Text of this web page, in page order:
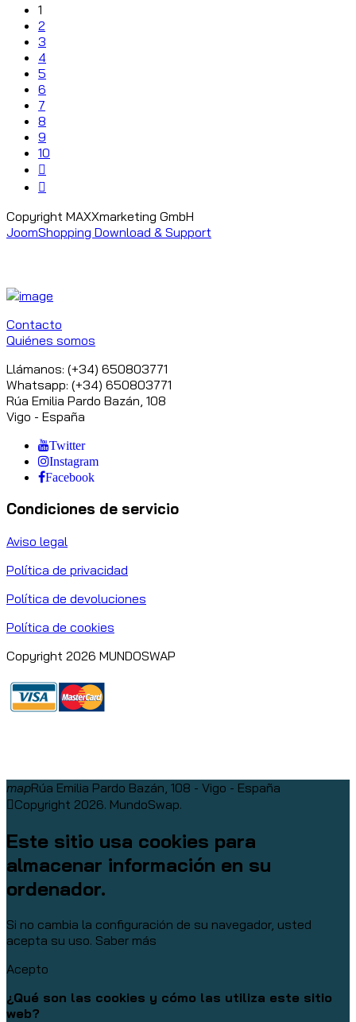
1
2
3
4
5
6
7
8
9
10
Copyright MAXXmarketing GmbH
JoomShopping Download & Support
Contacto
Quiénes somos
Llámanos: (+34) 650803771
Whatsapp: (+34) 650803771
Rúa Emilia Pardo Bazán, 108
Vigo - España
Twitter
Instagram
Facebook
Condiciones de servicio
Aviso legal
Política de privacidad
Política de devoluciones
Política de cookies
Copyright 2026 MUNDOSWAP
mapRúa Emilia Pardo Bazán, 108 - Vigo - España
Copyright 2026. MundoSwap.
Este sitio usa cookies para
almacenar información en su
ordenador.
Si no cambia la configuración de su navegador, usted
acepta su uso. Saber más
Acepto
¿Qué son las cookies y cómo las utiliza este sitio
web?